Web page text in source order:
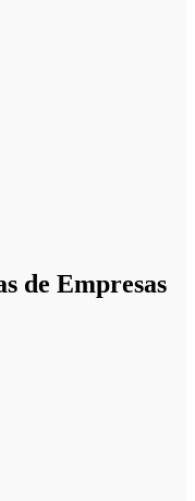
de Empresas